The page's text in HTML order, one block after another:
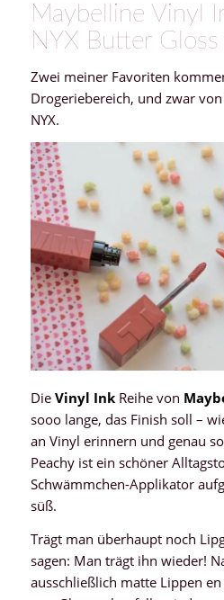
Maybelline Vinyl
NYX Butter
Zwei meiner Favoriten
Drogeriebereich, und zwar
NYX.
Die Vinyl InkReihe von
sooo lange, das Finish soll –
an Vinyl erinnern und genau
Peachy ist ein schöner
Schwämmchen-Applikator
süß.
Trägt man überhaupt noch
sagen: Man trägt ihn wieder!
ausschließlich matte Lippen